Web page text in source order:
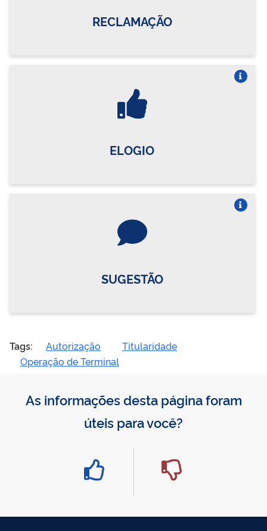
RECLAMAÇÃO
ELOGIO
SUGESTÃO
Tags: Autorização
Titularidade
Operação de Terminal
As informações desta página foram
úteis para você?